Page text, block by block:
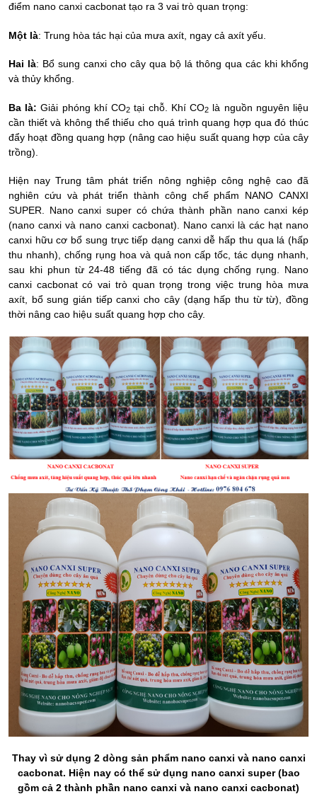
điểm nano canxi cacbonat tạo ra 3 vai trò quan trọng:
Một là: Trung hòa tác hại của mưa axít, ngay cả axít yếu.
Hai là: Bổ sung canxi cho cây qua bộ lá thông qua các khi khổng
và thủy khổng.
Ba là: Giải phóng khí CO2 tại chỗ. Khí CO2 là nguồn nguyên liệu
cần thiết và không thể thiếu cho quá trình quang hợp qua đó thúc
đẩy hoạt đồng quang hợp (nâng cao hiệu suất quang hợp của cây
trồng).
Hiện nay Trung tâm phát triển nông nghiệp công nghệ cao đã
nghiên cứu và phát triển thành công chế phẩm NANO CANXI
SUPER. Nano canxi super có chứa thành phần nano canxi kép
(nano canxi và nano canxi cacbonat). Nano canxi là các hạt nano
canxi hữu cơ bổ sung trực tiếp dạng canxi dễ hấp thu qua lá (hấp
thu nhanh), chống rụng hoa và quả non cấp tốc, tác dụng nhanh,
sau khi phun từ 24-48 tiếng đã có tác dụng chống rụng. Nano
canxi cacbonat có vai trò quan trọng trong việc trung hòa mưa
axít, bổ sung gián tiếp canxi cho cây (dạng hấp thu từ từ), đồng
thời nâng cao hiệu suất quang hợp cho cây.
Thay vì sử dụng 2 dòng sản phẩm nano canxi và nano canxi
cacbonat. Hiện nay có thể sử dụng nano canxi super (bao
gồm cả 2 thành phần nano canxi và nano canxi cacbonat)